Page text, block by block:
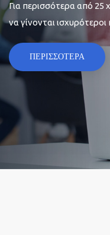
Για περισσότερα από 25
να γίνονται ισχυρότεροι
ΠΕΡΙΣΣΟΤΕΡΑ